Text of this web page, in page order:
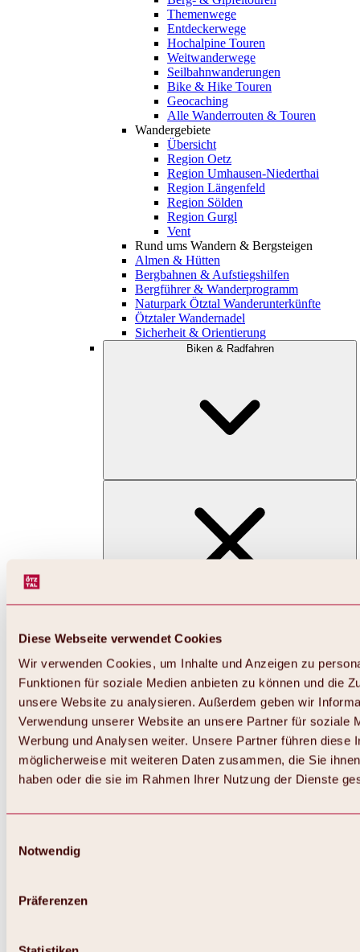
Diese Webseite verwendet Cookies
Wir verwenden Cookies, um Inhalte und Anzeigen zu
Funktionen für soziale Medien anbieten zu können und die
unsere Website zu analysieren. Außerdem geben wir
Verwendung unserer Website an unsere Partner für soziale
Werbung und Analysen weiter. Unsere Partner führen diese
möglicherweise mit weiteren Daten zusammen, die Sie
haben oder die sie im Rahmen Ihrer Nutzung der Dienste
Notwendig
Präferenzen
Themenwege
Entdeckerwege
Hochalpine Touren
Weitwanderwege
Seilbahnwanderungen
Bike & Hike Touren
Geocaching
Alle Wanderrouten & Touren
Wandergebiete
Übersicht
Region Oetz
Region Umhausen-Niederthai
Region Längenfeld
Region Sölden
Region Gurgl
Vent
Rund ums Wandern & Bergsteigen
Almen & Hütten
Bergbahnen & Aufstiegshilfen
Bergführer & Wanderprogramm
Naturpark Ötztal Wanderunterkünfte
Ötztaler Wandernadel
Sicherheit & Orientierung
Biken & Radfahren